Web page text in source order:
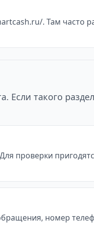
. Там часто
такого
проверки
номер